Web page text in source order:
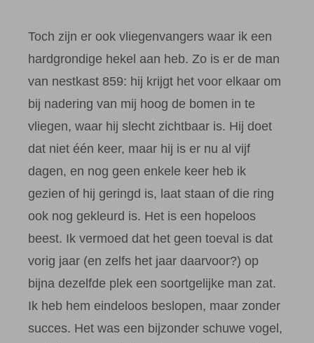
Toch zijn er ook vliegenvangers waar ik een
hardgrondige hekel aan heb. Zo is er de man
van nestkast 859: hij krijgt het voor elkaar om
bij nadering van mij hoog de bomen in te
vliegen, waar hij slecht zichtbaar is. Hij doet
dat niet één keer, maar hij is er nu al vijf
dagen, en nog geen enkele keer heb ik
gezien of hij geringd is, laat staan of die ring
ook nog gekleurd is. Het is een hopeloos
beest. Ik vermoed dat het geen toeval is dat
vorig jaar (en zelfs het jaar daarvoor?) op
bijna dezelfde plek een soortgelijke man zat.
Ik heb hem eindeloos beslopen, maar zonder
succes. Het was een bijzonder schuwe vogel,